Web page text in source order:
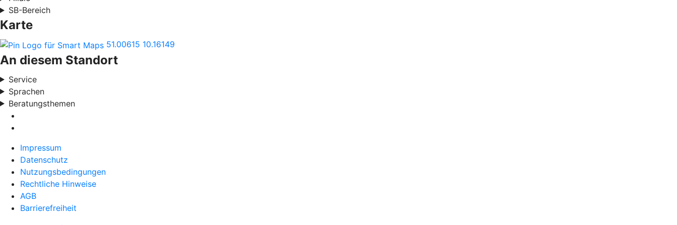
SB-Bereich
Karte
51.00615 10.16149
An diesem Standort
Service
Sprachen
Beratungsthemen
Impressum
Datenschutz
Nutzungsbedingungen
Rechtliche Hinweise
AGB
Barrierefreiheit